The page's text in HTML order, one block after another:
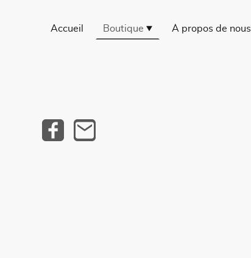
Accueil Boutique À propos de nous